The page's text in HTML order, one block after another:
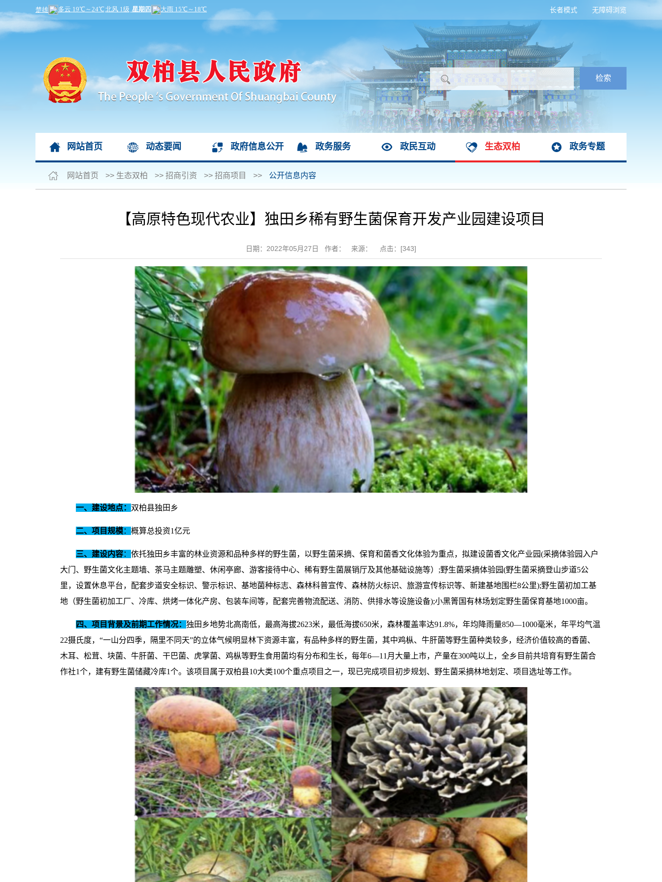
无障碍浏览
长者模式
网站首页 动态要闻 政府信息公开 政务服务 政民互动 生态双柏 政务专题
网站首页 >> 生态双柏 >> 招商引资 >> 招商项目 >> 公开信息内容
【高原特色现代农业】独田乡稀有野生菌保育开发产业园建设项目
日期：2022年05月27日 作者： 来源： 点击：[343]
一、建设地点： 双柏县独田乡
二、项目规模： 概算总投资1亿元
三、建设内容： 依托独田乡丰富的林业资源和品种多样的野生菌，以野生菌采摘、保育和菌香文化体验为重点，拟建设菌香文化产业园(采摘体验园入户
大门、野生菌文化主题墙、茶马主题雕塑、休闲亭廊、游客接待中心、稀有野生菌展销厅及其他基础设施等）;野生菌采摘体验园(野生菌采摘登山步道5公
里，设置休息平台，配套步道安全标识、警示标识、基地菌种标志、森林科普宣传、森林防火标识、旅游宣传标识等、新建基地围栏8公里);野生菌初加工基
地（野生菌初加工厂、冷库、烘烤一体化产房、包装车间等，配套完善物流配送、消防、供排水等设施设备);小黑箐国有林场划定野生菌保育基地1000亩。
四、 项目背景及前期工作情况： 独田乡地势北高南低，最高海拔2623米，最低海拔650米，森林覆盖率达91.8%，年均降雨量850—1000毫米，年平均气温
22摄氏度，“一山分四季，隔里不同天”的立体气候明显林下资源丰富，有品种多样的野生菌，其中鸡枞、牛肝菌等野生菌种类较多，经济价值较高的香菌、
木耳、松茸、块菌、牛肝菌、干巴菌、虎掌菌、鸡枞等野生食用菌均有分布和生长，每年6—11月大量上市，产量在300吨以上，全乡目前共培育有野生菌合
作社1个，建有野生菌储藏冷库1个。该项目属于双柏县10大类100个重点项目之一，现已完成项目初步规划、野生菌采摘林地划定、项目选址等工作。